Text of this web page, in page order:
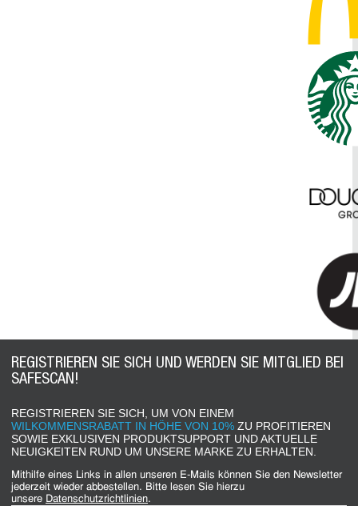
REGISTRIEREN SIE SICH UND WERDEN SIE MITGLIED BEI
SAFESCAN!
REGISTRIEREN SIE SICH, UM VON EINEM
WILKOMMENSRABATT IN HÖHE VON 10% ZU PROFITIEREN
SOWIE EXKLUSIVEN PRODUKTSUPPORT UND AKTUELLE
NEUIGKEITEN RUND UM UNSERE MARKE ZU ERHALTEN.
Mithilfe eines Links in allen unseren E-Mails können Sie den Newsletter
jederzeit wieder abbestellen. Bitte lesen Sie hierzu
unsere Datenschutzrichtlinien.